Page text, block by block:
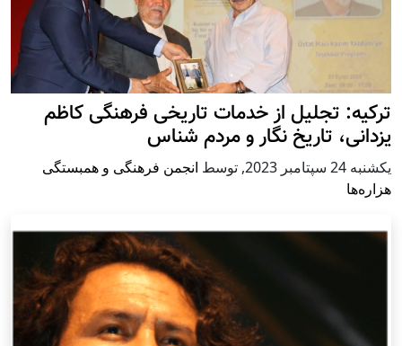
ترکیه: تجلیل از خدمات تاریخی فرهنگی کاظم
یزدانی، تاریخ نگار و مردم شناس
يكشنبه 24 سپتامبر 2023 , توسط انجمن فرهنگی و همبستگی
هزاره‌ها